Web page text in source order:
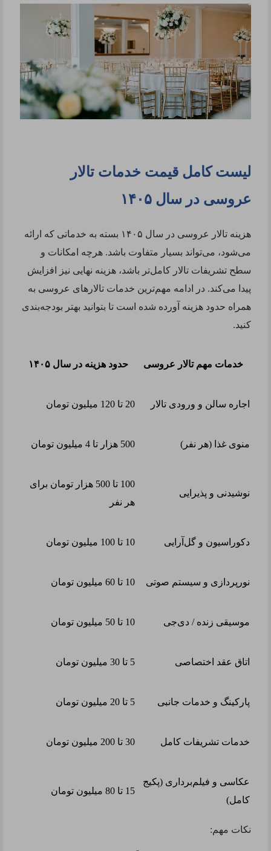
لیست کامل قیمت خدمات تالار
عروسی در سال ۱۴۰۵
هزینه تالار عروسی در سال ۱۴۰۵ بسته به خدماتی که ارائه
می‌شود، می‌تواند بسیار متفاوت باشد. هرچه امکانات و
سطح تشریفات تالار کامل‌تر باشد، هزینه نهایی نیز افزایش
پیدا می‌کند. در ادامه مهم‌ترین خدمات تالارهای عروسی به
همراه حدود هزینه آورده شده است تا بتوانید بهتر بودجه‌بندی
کنید.
خدمات مهم تالار عروسی حدود هزینه در سال ۱۴۰۵
اجاره سالن و ورودی تالار 20 تا 120 میلیون تومان
منوی غذا (هر نفر) 500 هزار تا 4 میلیون تومان
نوشیدنی و پذیرایی
100 تا 500 هزار تومان برای
هر نفر
دکوراسیون و گل‌آرایی 10 تا 100 میلیون تومان
نورپردازی و سیستم صوتی 10 تا 60 میلیون تومان
موسیقی زنده / دی‌جی 10 تا 50 میلیون تومان
اتاق عقد اختصاصی 5 تا 30 میلیون تومان
پارکینگ و خدمات جانبی 5 تا 20 میلیون تومان
خدمات تشریفات کامل 30 تا 200 میلیون تومان
عکاسی و فیلم‌برداری (پکیج
کامل)
15 تا 80 میلیون تومان
نکات مهم: